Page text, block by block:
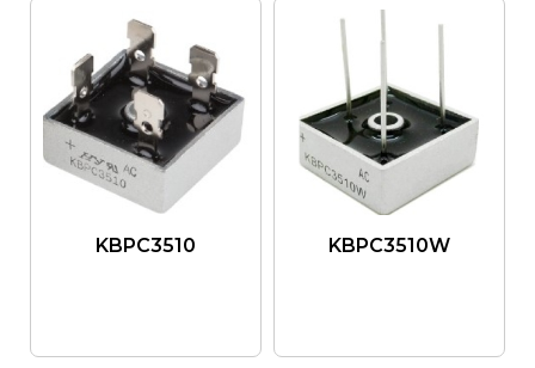
KBPC3510 KBPC3510W